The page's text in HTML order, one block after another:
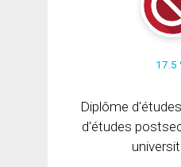
17.5
Diplôme
d'études